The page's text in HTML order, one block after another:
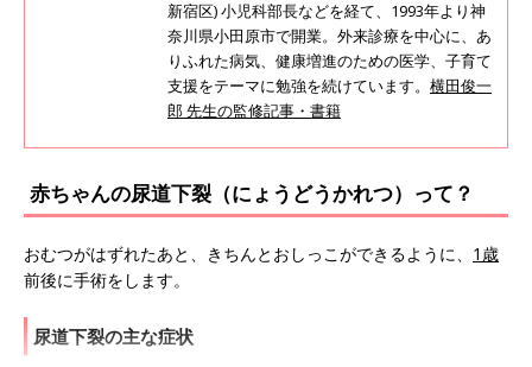
新宿区) 小児科部長などを経て、1993年より神
奈川県小田原市で開業。外来診療を中心に、あ
りふれた病気、健康増進のための医学、子育て
支援をテーマに勉強を続けています。 横田俊一
郎 先生の監修記事・書籍
赤ちゃんの尿道下裂（にょうどうかれつ）って？
おむつがはずれたあと、きちんとおしっこができるように、 1歳
前後に手術をします。
尿道下裂の主な症状